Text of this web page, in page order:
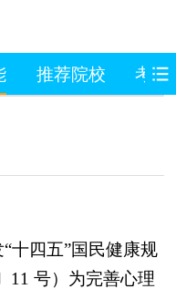
推荐院校 考生
十四五”国民健康规
11 号）为完善心理